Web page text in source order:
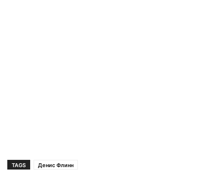
TAGS Денис Флинн